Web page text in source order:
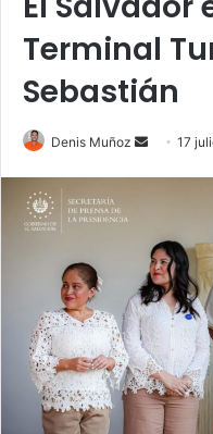
Terminal
Sebastián
Denis Muñoz
Send17